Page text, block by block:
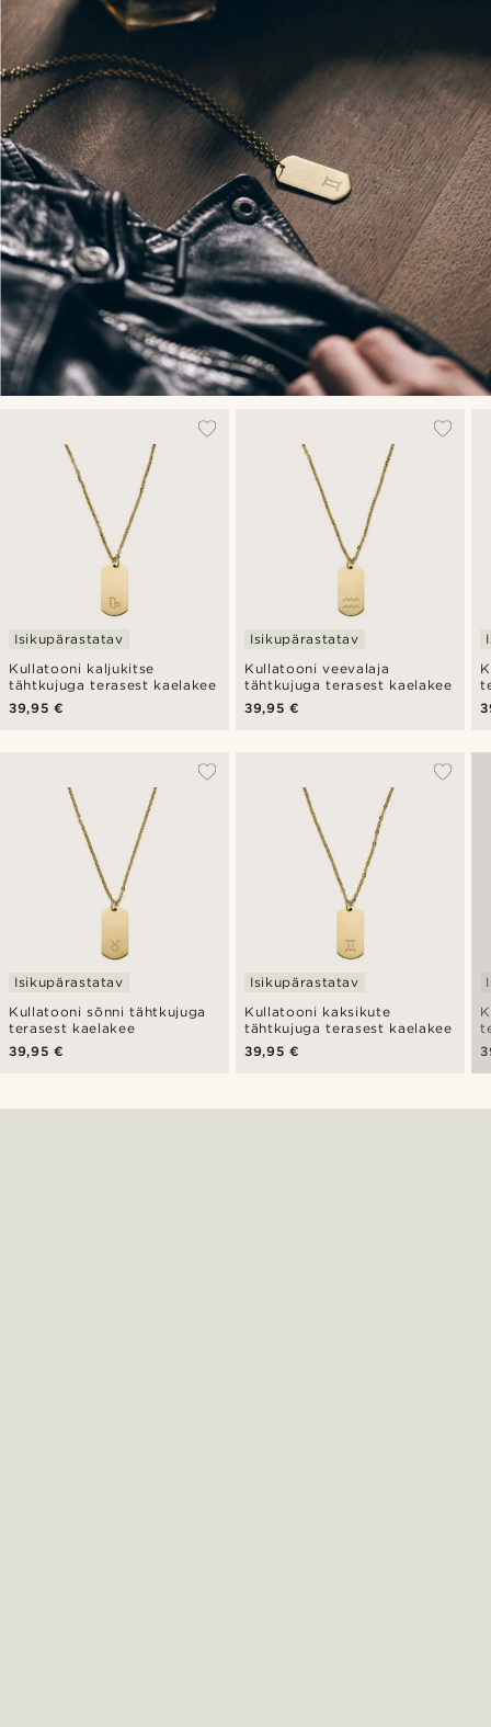
Kullatooni kaljukitse
tähtkujuga terasest kaelakee
Isikupärastatav
39,95 €
Kullatooni veevalaja
tähtkujuga terasest kaelakee
Isikupärastatav
39,95 €
Kullatooni sõnni tähtkujuga
terasest kaelakee
Isikupärastatav
39,95 €
Kullatooni kaksikute
tähtkujuga terasest kaelakee
Isikupärastatav
39,95 €